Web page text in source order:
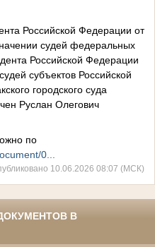
Российской Федерации от
судей федеральных
Российской Федерации
субъектов Российской
городского суда
Руслан Олегович
по
0...
10.06.2026 08:07 (МСК)
В